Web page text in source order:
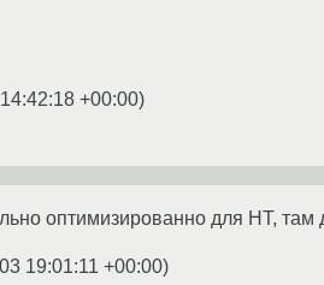
+00:00)
оптимизированно для HT,
19:01:11 +00:00)